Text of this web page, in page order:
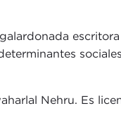
Nehru. Es